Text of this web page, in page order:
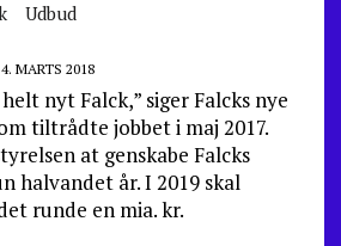
Udbud
4. MARTS 2018
nyt Falck,” siger Falcks nye
tiltrådte jobbet i maj 2017.
at genskabe Falcks
halvandet år. I 2019 skal
runde en mia. kr.